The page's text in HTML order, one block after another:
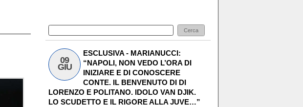
09
GIU
ESCLUSIVA - MARIANUCCI:
“NAPOLI, NON VEDO L’ORA DI
INIZIARE E DI CONOSCERE
CONTE. IL BENVENUTO DI DI
LORENZO E POLITANO. IDOLO VAN DJIK.
LO SCUDETTO E IL RIGORE ALLA JUVE…”